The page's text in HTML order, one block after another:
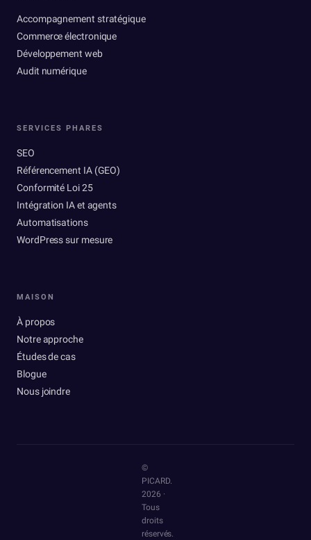
Accompagnement stratégique
Commerce électronique
Développement web
Audit numérique
SERVICES PHARES
SEO
Référencement IA (GEO)
Conformité Loi 25
Intégration IA et agents
Automatisations
WordPress sur mesure
MAISON
À propos
Notre approche
Études de cas
Blogue
Nous joindre
©
PICARD.
2026 ·
Tous
droits
réservés.